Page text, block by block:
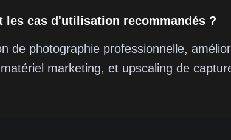
les cas d'utilisation recommandés ?
de photographie professionnelle,
marketing, et upscaling de